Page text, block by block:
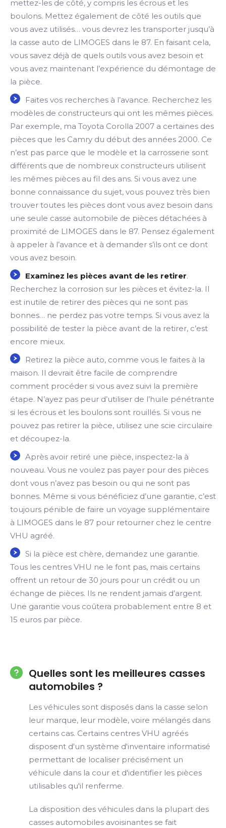
mettez-les de côté, y compris les écrous et les
boulons. Mettez également de côté les outils que
vous avez utilisés… vous devrez les transporter jusqu’à
la casse auto de LIMOGES dans le 87. En faisant cela,
vous savez déjà de quels outils vous avez besoin et
vous avez maintenant l’expérience du démontage de
la pièce.
Faites vos recherches à l’avance. Recherchez les
modèles de constructeurs qui ont les mêmes pièces.
Par exemple, ma Toyota Corolla 2007 a certaines des
pièces que les Camry du début des années 2000. Ce
n’est pas parce que le modèle et la carrosserie sont
différents que de nombreux constructeurs utilisent
les mêmes pièces au fil des ans. Si vous avez une
bonne connaissance du sujet, vous pouvez très bien
trouver toutes les pièces dont vous avez besoin dans
une seule casse automobile de pièces détachées à
proximité de LIMOGES dans le 87. Pensez également
à appeler à l’avance et à demander s’ils ont ce dont
vous avez besoin.
Examinez les pièces avant de les retirer.
Recherchez la corrosion sur les pièces et évitez-la. Il
est inutile de retirer des pièces qui ne sont pas
bonnes… ne perdez pas votre temps. Si vous avez la
possibilité de tester la pièce avant de la retirer, c’est
encore mieux.
Retirez la pièce auto, comme vous le faites à la
maison. Il devrait être facile de comprendre
comment procéder si vous avez suivi la première
étape. N’ayez pas peur d’utiliser de l’huile pénétrante
si les écrous et les boulons sont rouillés. Si vous ne
pouvez pas retirer la pièce, utilisez une scie circulaire
et découpez-la.
Après avoir retiré une pièce, inspectez-la à
nouveau. Vous ne voulez pas payer pour des pièces
dont vous n’avez pas besoin ou qui ne sont pas
bonnes. Même si vous bénéficiez d’une garantie, c’est
toujours pénible de faire un voyage supplémentaire
à LIMOGES dans le 87 pour retourner chez le centre
VHU agréé.
Si la pièce est chère, demandez une garantie.
Tous les centres VHU ne le font pas, mais certains
offrent un retour de 30 jours pour un crédit ou un
échange de pièces. Ils ne rendent jamais d’argent.
Une garantie vous coûtera probablement entre 8 et
15 euros par pièce.
Quelles sont les meilleures casses
automobiles ?
Les véhicules sont disposés dans la casse selon
leur marque, leur modèle, voire mélangés dans
certains cas. Certains centres VHU agréés
disposent d'un système d'inventaire informatisé
permettant de localiser précisément un
véhicule dans la cour et d'identifier les pièces
utilisables qu'il renferme.
La disposition des véhicules dans la plupart des
casses automobiles avoisinantes se fait